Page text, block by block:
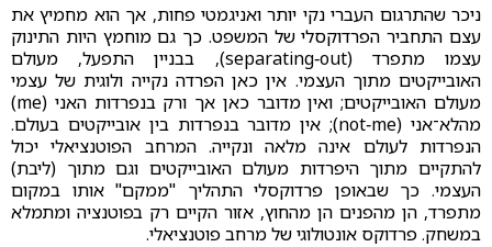
ניכר שהתרגום העברי נקי יותר ואניגמטי פחות, אך הוא מחמיץ את
עצם התחביר הפרדוקסלי של המשפט. כך גם מוחמץ היות התינוק
עצמו מתפרד (separating‑out), בבניין התפעל, מעולם
האובייקטים מתוך העצמי. אין כאן הפרדה נקייה ולוגית של עצמי
מעולם האובייקטים; ואין מדובר כאן אך ורק בנפרדות האני (me)
מהלא־אני (not‑me); אין מדובר בנפרדות בין אובייקטים בעולם.
הנפרדות לעולם אינה מלאה ונקייה. המרחב הפוטנציאלי יכול
להתקיים מתוך היפרדות מעולם האובייקטים וגם מתוך (ליבת)
העצמי. כך שבאופן פרדוקסלי התהליך "ממקם" אותו במקום
מתפרד, הן מהפנים הן מהחוץ, אזור הקיים רק בפוטנציה ומתמלא
במשחק. פרדוקס אונטולוגי של מרחב פוטנציאלי.